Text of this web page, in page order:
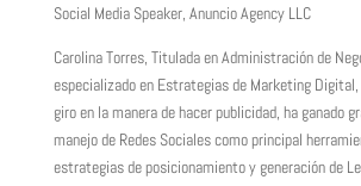
Social Media Speaker, Anuncio Agency LLC
Carolina Torres, Titulada en Administración de
especializado en Estrategias de Marketing
giro en la manera de hacer publicidad, ha ganado
manejo de Redes Sociales como principal
estrategias de posicionamiento y generación de